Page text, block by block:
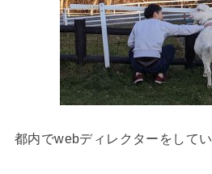
都内でwebディレクターをしてい